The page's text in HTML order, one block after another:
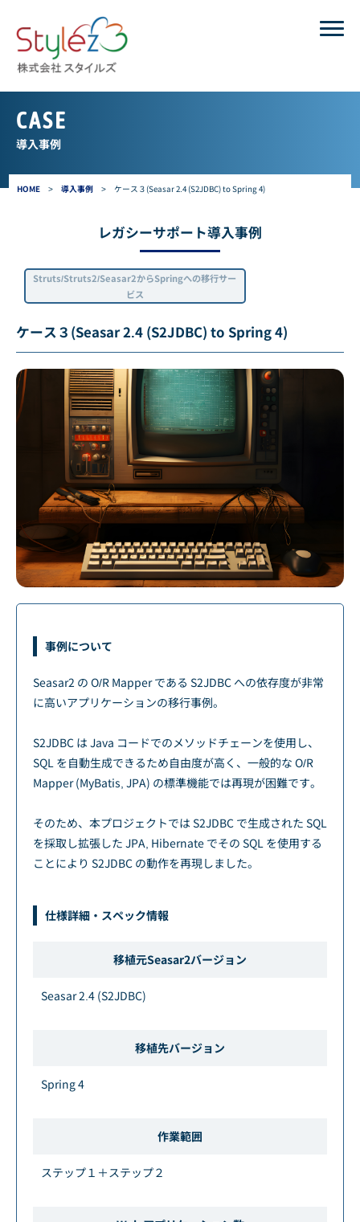
HOME > 導入事例 > ケース３(Seasar 2.4 (S2JDBC) to Spring 4)
CASE
導入事例
レガシーサポート導入事例
Struts/Struts2/Seasar2からSpringへの移行サー
ビス
ケース３(Seasar 2.4 (S2JDBC) to Spring 4)
事例について
Seasar2 の O/R Mapper である S2JDBC への依存度が非常
に高いアプリケーションの移行事例。
S2JDBC は Java コードでのメソッドチェーンを使用し、
SQL を自動生成できるため自由度が高く、一般的な O/R
Mapper (MyBatis, JPA) の標準機能では再現が困難です。
そのため、本プロジェクトでは S2JDBC で生成された SQL
を採取し拡張した JPA, Hibernate でその SQL を使用する
ことにより S2JDBC の動作を再現しました。
仕様詳細・スペック情報
移植元Seasar2バージョン
Seasar 2.4 (S2JDBC)
移植先バージョン
Spring 4
作業範囲
ステップ１＋ステップ２